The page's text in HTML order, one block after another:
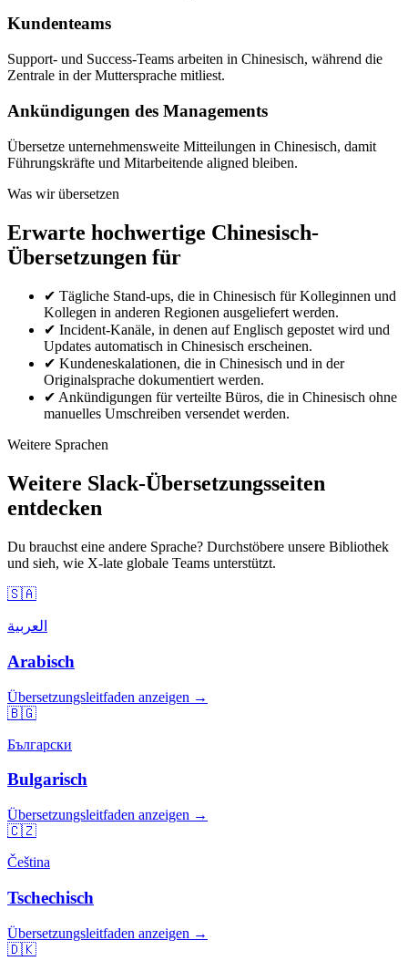
Kundenteams
Support- und Success-Teams arbeiten in Chinesisch, während die
Zentrale in der Muttersprache mitliest.
Ankündigungen des Managements
Übersetze unternehmensweite Mitteilungen in Chinesisch, damit
Führungskräfte und Mitarbeitende aligned bleiben.
Was wir übersetzen
Erwarte hochwertige Chinesisch-
Übersetzungen für
✔ Tägliche Stand-ups, die in Chinesisch für Kolleginnen und
Kollegen in anderen Regionen ausgeliefert werden.
✔ Incident-Kanäle, in denen auf Englisch gepostet wird und
Updates automatisch in Chinesisch erscheinen.
✔ Kundeneskalationen, die in Chinesisch und in der
Originalsprache dokumentiert werden.
✔ Ankündigungen für verteilte Büros, die in Chinesisch ohne
manuelles Umschreiben versendet werden.
Weitere Sprachen
Weitere Slack-Übersetzungsseiten
entdecken
Du brauchst eine andere Sprache? Durchstöbere unsere Bibliothek
und sieh, wie X-late globale Teams unterstützt.
🇸🇦
العربية
Arabisch
Übersetzungsleitfaden anzeigen →
🇧🇬
Български
Bulgarisch
Übersetzungsleitfaden anzeigen →
🇨🇿
Čeština
Tschechisch
Übersetzungsleitfaden anzeigen →
🇩🇰